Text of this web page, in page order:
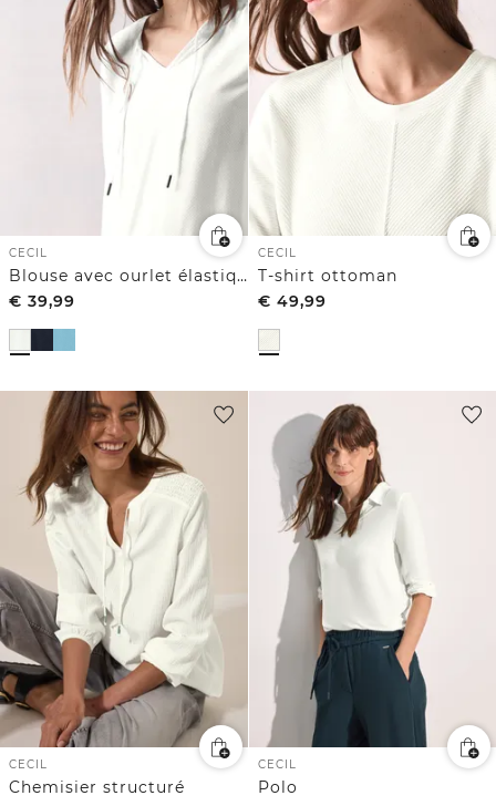
CECIL
Blouse avec ourlet élastique
€ 39,99
CECIL
T-shirt ottoman
€ 49,99
CECIL
Chemisier structuré
CECIL
Polo